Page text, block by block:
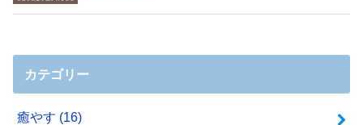
カテゴリー
癒やす (16)